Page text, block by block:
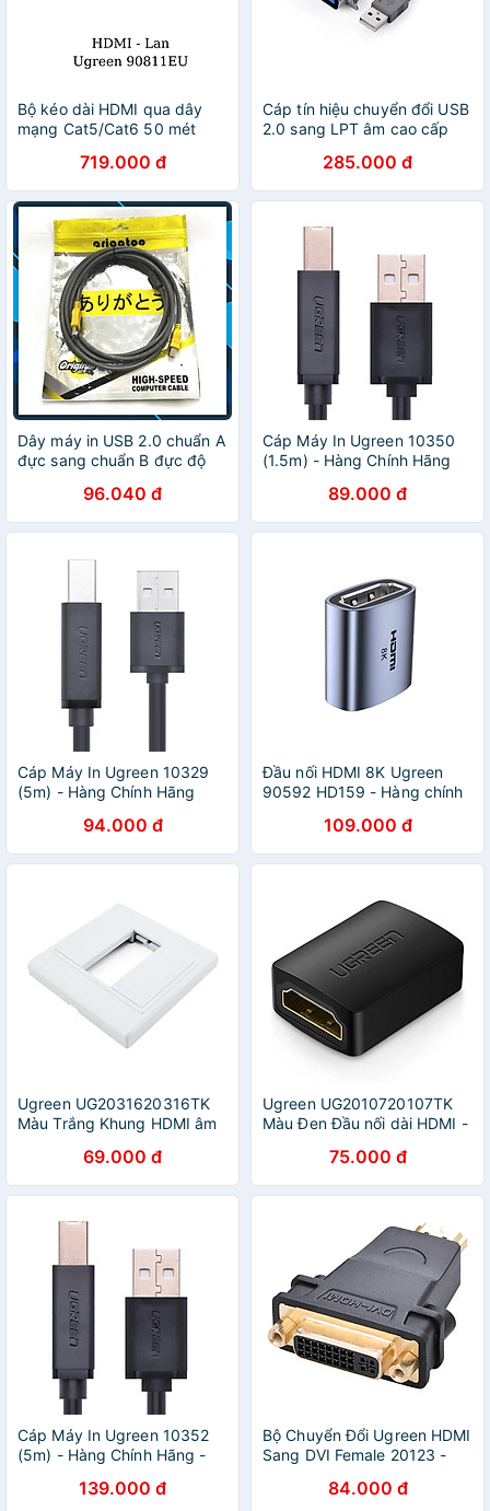
Bộ kéo dài HDMI qua dây
mạng Cat5/Cat6 50 mét
cái+Adapter ) - Hàng Chính
Hãng
719.000 đ
Cáp tín hiệu chuyển đổi USB
2.0 sang LPT âm cao cấp
225HL30226HL Hàng chính
hãng
285.000 đ
Dây máy in USB 2.0 chuẩn A
đực sang chuẩn B đực độ
Nhập Khẩu96.040 đ
Cáp Máy In Ugreen 10350
(1.5m) - Hàng Chính Hãng
89.000 đ
Cáp Máy In Ugreen 10329
(5m) - Hàng Chính Hãng
94.000 đ
Đầu nối HDMI 8K Ugreen
90592 HD159 - Hàng chính
109.000 đ
Ugreen UG2031620316TK
Màu Trắng Khung HDMI âm
69.000 đ
Ugreen UG2010720107TK
Màu Đen Đầu nối dài HDMI -
75.000 đ
Cáp Máy In Ugreen 10352
(5m) - Hàng Chính Hãng -
139.000 đ
Bộ Chuyển Đổi Ugreen HDMI
Sang DVI Female 20123 -
84.000 đ